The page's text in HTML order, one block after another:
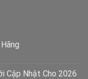
Cập Nhật Cho 2026